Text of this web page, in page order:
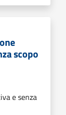
scopo
e senza